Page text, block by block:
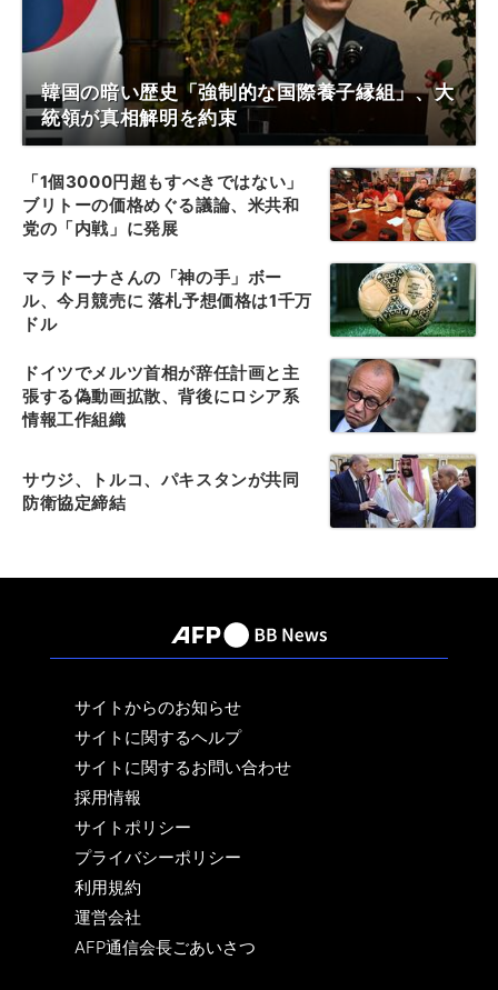
韓国の暗い歴史「強制的な国際養子縁組」、大
統領が真相解明を約束
「1個3000円超もすべきではない」
ブリトーの価格めぐる議論、米共和
党の「内戦」に発展
マラドーナさんの「神の手」ボー
ル、今月競売に 落札予想価格は1千万
ドル
ドイツでメルツ首相が辞任計画と主
張する偽動画拡散、背後にロシア系
情報工作組織
サウジ、トルコ、パキスタンが共同
防衛協定締結
サイトからのお知らせ
サイトに関するヘルプ
サイトに関するお問い合わせ
採用情報
サイトポリシー
プライバシーポリシー
利用規約
運営会社
AFP通信会長ごあいさつ